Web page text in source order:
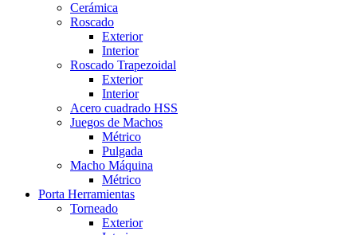
Cerámica
Roscado
Exterior
Interior
Roscado Trapezoidal
Exterior
Interior
Acero cuadrado HSS
Juegos de Machos
Métrico
Pulgada
Macho Máquina
Métrico
Porta Herramientas
Torneado
Exterior